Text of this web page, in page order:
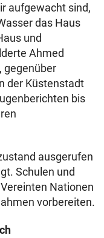
aufgewacht sind,
das Haus
und
Ahmed
gegenüber
der Küstenstadt
bis
ausgerufen
Schulen und
Nationen
vorbereiten.